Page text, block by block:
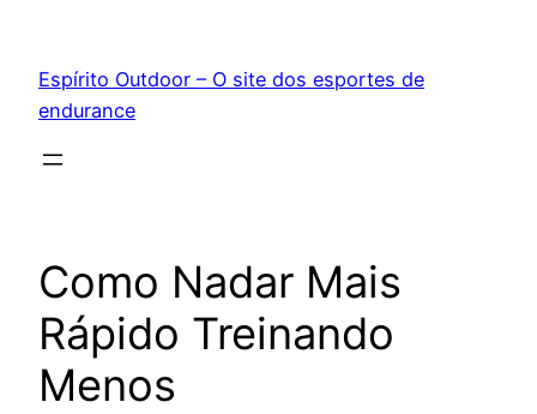
conteúdo
Espírito Outdoor – O site dos esportes de
endurance
Como Nadar Mais
Rápido Treinando
Menos